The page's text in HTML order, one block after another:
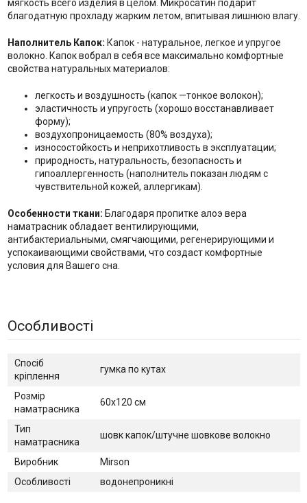
мягкость всего изделия в целом. Микросатин подарит
благодатную прохладу жарким летом, впитывая лишнюю влагу.
Наполнитель Капок: Капок - натуральное, легкое и упругое
волокно. Капок вобрал в себя все максимально комфортные
свойства натуральных материалов:
легкость и воздушность (капок —тонкое волокон);
эластичность и упругость (хорошо восстанавливает
форму);
воздухопроницаемость (80% воздуха);
износостойкость и неприхотливость в эксплуатации;
природность, натуральность, безопасность и
гипоаллергенность (наполнитель показан людям с
чувствительной кожей, аллергикам).
Особенности ткани: Благодаря пропитке алоэ вера
наматрасник обладает вентилирующими,
антибактериальными, смягчающими, регенерирующими и
успокаивающими свойствами, что создаст комфортные
условия для Вашего сна.
Особливості
Спосіб
кріплення
гумка по кутах
Розмір
наматрасника
60х120 см
Тип
наматрасника
шовк капок/штучне шовкове волокно
Виробник
Mirson
Особливості
водонепроникні